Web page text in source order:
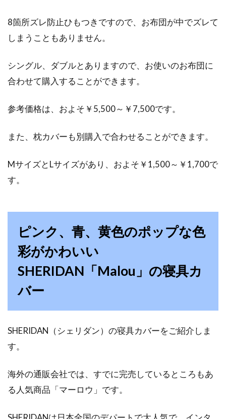
8箇所ズレ防止ひもつきですので、お布団が中でズレて
しまうこともありません。
シングル、ダブルとありますので、お使いのお布団に
合わせて購入することができます。
参考価格は、およそ￥5,500～￥7,500です。
また、枕カバーも別購入で合わせることができます。
MサイズとLサイズがあり、およそ￥1,500～￥1,700で
す。
ピンク、青、黄色のポップな色
彩がかわいい
SHERIDAN「Malou」の寝具カ
バー
SHERIDAN（シェリダン）の寝具カバーをご紹介しま
す。
海外の通販会社では、すでに完売しているところもあ
る人気商品「マーロウ」です。